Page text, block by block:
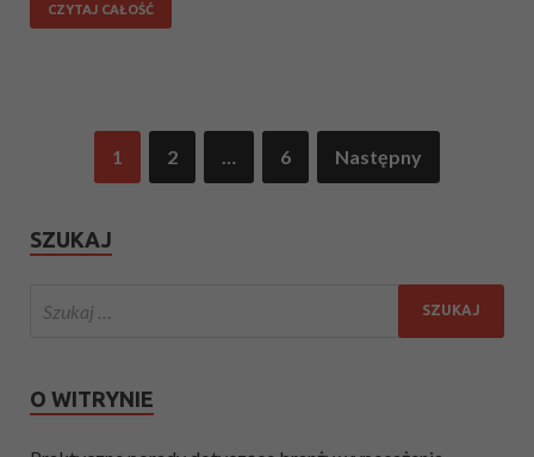
CZYTAJ CAŁOŚĆ
1 2 … 6 Następny
SZUKAJ
O WITRYNIE